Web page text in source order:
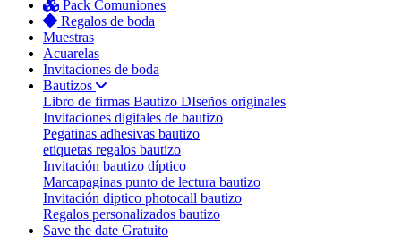
Pack Comuniones
Regalos de boda
Muestras
Acuarelas
Invitaciones de boda
Bautizos
Libro de firmas Bautizo DIseños originales
Invitaciones digitales de bautizo
Pegatinas adhesivas bautizo
etiquetas regalos bautizo
Invitación bautizo díptico
Marcapaginas punto de lectura bautizo
Invitación diptico photocall bautizo
Regalos personalizados bautizo
Save the date Gratuito